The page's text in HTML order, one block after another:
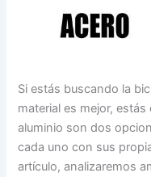
Si estás buscando la
material es mejor,
aluminio son dos
cada uno con sus
artículo, analizaremos